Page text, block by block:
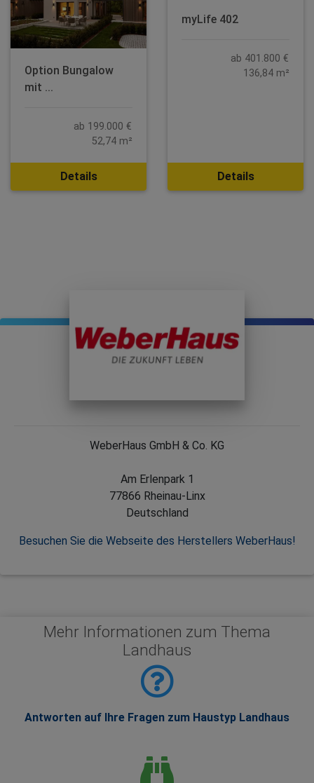
Option Bungalow
mit ...
ab 199.000 €
52,74 m²
Details
myLife 402
ab 401.800 €
136,84 m²
Details
WeberHaus GmbH & Co. KG
Am Erlenpark 1
77866 Rheinau-Linx
Deutschland
Besuchen Sie die Webseite des Herstellers WeberHaus!
Mehr Informationen zum Thema
Landhaus
Antworten auf Ihre Fragen zum Haustyp Landhaus